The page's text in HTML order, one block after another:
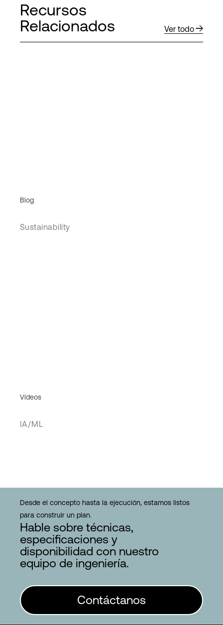
Recursos
Relacionados
Ver todo
Blog
Sustainability
Vídeos
IA/ML
Desde el concepto hasta la ejecución, estamos listos
para construir un plan.
Hable sobre técnicas,
especificaciones y
disponibilidad con nuestro
equipo de ingeniería.
Contáctanos